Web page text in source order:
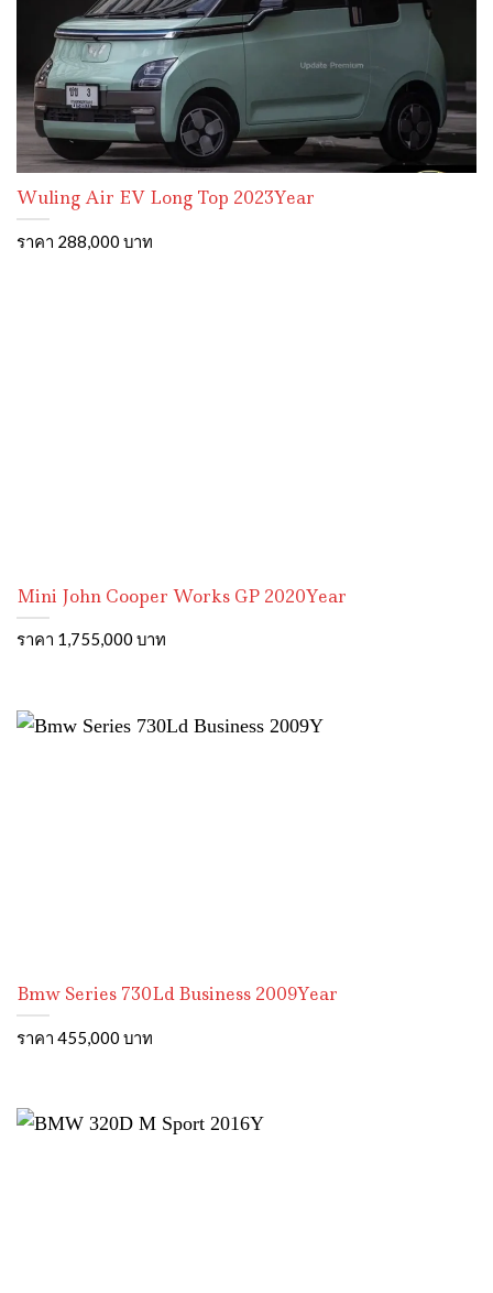
Wuling Air EV Long Top 2023Year
ราคา 288,000 บาท
Mini John Cooper Works GP 2020Year
ราคา 1,755,000 บาท
Bmw Series 730Ld Business 2009Year
ราคา 455,000 บาท